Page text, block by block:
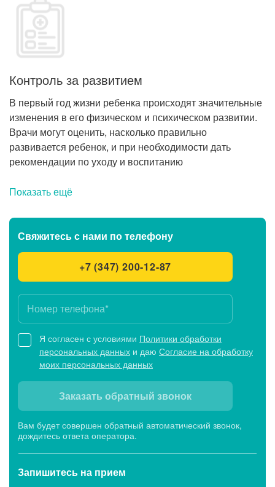
Контроль за развитием
В первый год жизни ребенка происходят значительные
изменения в его физическом и психическом развитии.
Врачи могут оценить, насколько правильно
развивается ребенок, и при необходимости дать
рекомендации по уходу и воспитанию
Показать ещё
Свяжитесь с нами по телефону
+7 (347) 200-12-87
Я согласен с условиями Политики обработки
персональных данных и даю Согласие на обработку
моих персональных данных
Заказать обратный звонок
Вам будет совершен обратный автоматический звонок,
дождитесь ответа оператора.
Запишитесь на прием